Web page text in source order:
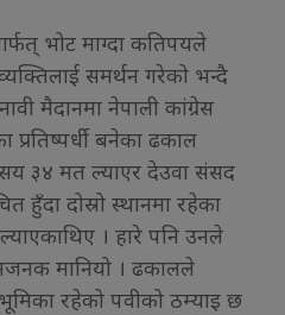
भोट माग्दा कतिपयले
समर्थन गरेको भन्दै
मैदानमा नेपाली कांग्रेस
बनेका ढकाल
३४ मत ल्याएर देउवा संसद
हुँदा दोस्रो स्थानमा रहेका
। हारे पनि उनले
मानियो । ढकालले
रहेको पवीको ठम्याइ छ